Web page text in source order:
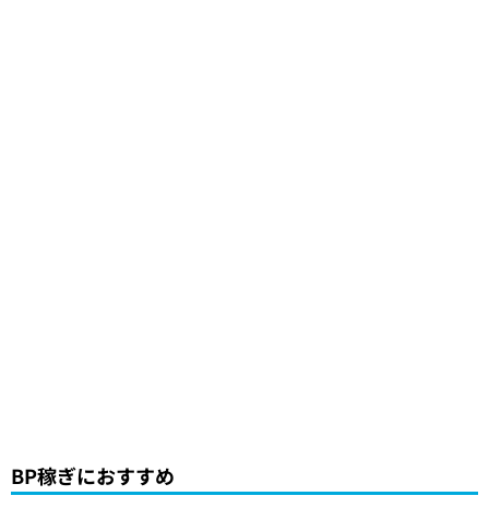
BP稼ぎにおすすめ